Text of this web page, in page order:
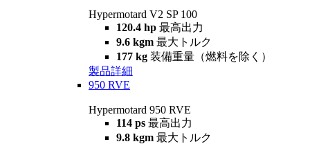
Hypermotard V2 SP 100
120.4 hp 最高出力
9.6 kgm 最大トルク
177 kg 装備重量（燃料を除く）
製品詳細
950 RVE
Hypermotard 950 RVE
114 ps 最高出力
9.8 kgm 最大トルク